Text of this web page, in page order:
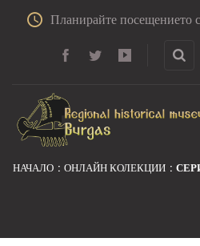
Планирайте посещението
НАЧАЛО ОНЛАЙН КОЛЕКЦИИ